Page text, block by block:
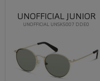
UNOFFICIAL UNSK5007 DDE0
UNOFFICIAL JUNIOR